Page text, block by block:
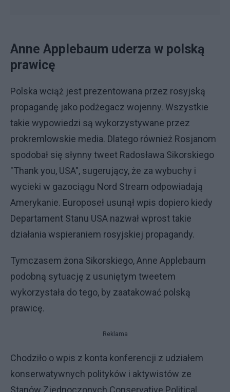
Anne Applebaum uderza w polską
prawicę
Polska wciąż jest prezentowana przez rosyjską
propagandę jako podżegacz wojenny. Wszystkie
takie wypowiedzi są wykorzystywane przez
prokremlowskie media. Dlatego również Rosjanom
spodobał się słynny tweet Radosława Sikorskiego
"Thank you, USA", sugerujący, że za wybuchy i
wycieki w gazociągu Nord Stream odpowiadają
Amerykanie. Europoseł usunął wpis dopiero kiedy
Departament Stanu USA nazwał wprost takie
działania wspieraniem rosyjskiej propagandy.
Tymczasem żona Sikorskiego, Anne Applebaum
podobną sytuację z usuniętym tweetem
wykorzystała do tego, by zaatakować polską
prawicę.
Reklama
Chodziło o wpis z konta konferencji z udziałem
konserwatywnych polityków i aktywistów ze
Stanów Zjednoczonych Conservative Political